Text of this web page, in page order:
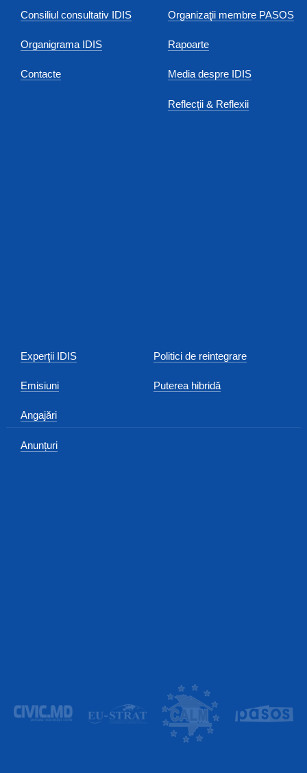
Consiliul consultativ IDIS
Organigrama IDIS
Contacte
Organizaţii membre PASOS
Rapoarte
Media despre IDIS
Reflecții & Reflexii
Experţii IDIS
Emisiuni
Angajări
Anunțuri
Politici de reintegrare
Puterea hibridă